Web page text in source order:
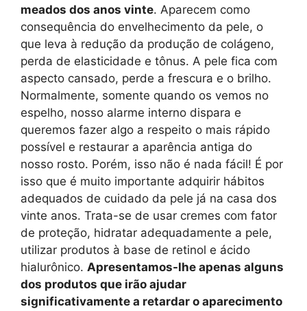
meados dos anos vinte. Aparecem como
consequência do envelhecimento da pele, o
que leva à redução da produção de colágeno,
perda de elasticidade e tônus. A pele fica com
aspecto cansado, perde a frescura e o brilho.
Normalmente, somente quando os vemos no
espelho, nosso alarme interno dispara e
queremos fazer algo a respeito o mais rápido
possível e restaurar a aparência antiga do
nosso rosto. Porém, isso não é nada fácil! É por
isso que é muito importante adquirir hábitos
adequados de cuidado da pele já na casa dos
vinte anos. Trata-se de usar cremes com fator
de proteção, hidratar adequadamente a pele,
utilizar produtos à base de retinol e ácido
hialurônico. Apresentamos-lhe apenas alguns
dos produtos que irão ajudar
significativamente a retardar o aparecimento